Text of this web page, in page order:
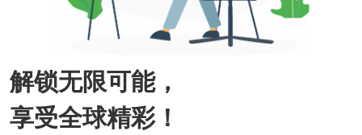
解锁无限可能，
享受全球精彩！